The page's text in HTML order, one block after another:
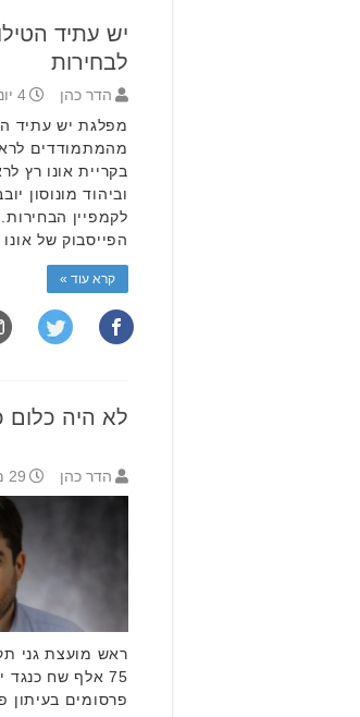
יש עתיד
לבחירות
הדר כהן 4 יוני 2018 16:16
מפלגת יש עתיד
מהמתמודדים
בקריית אונו רץ
וביהוד מונוסון
לקמפיין
הפייסבוק של
קרא עוד »
לא היה כלום
הדר כהן 29 מאי 2018 6:17
ראש מועצת גני
75 אלף שח
פרסומים בעיתון